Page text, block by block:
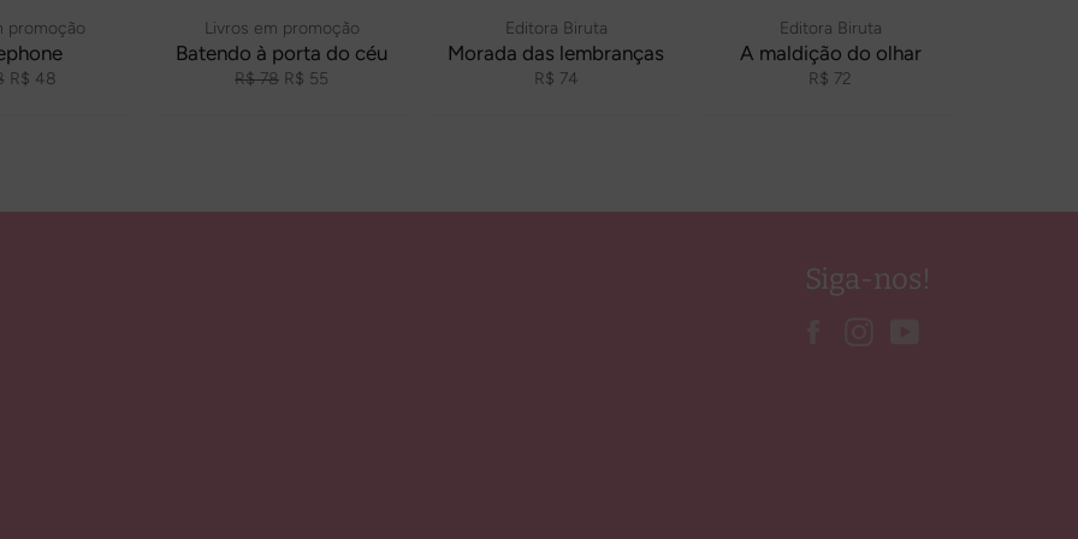
promoção
Preço
R$ 48
Livros em promoção
Batendo à porta do céu
Preço
R$ 78 Preço
R$ 55
Editora Biruta
Morada das lembranças
Preço
R$ 74
Editora Biruta
A maldição do olhar
Preço
R$ 72
Siga-nos!